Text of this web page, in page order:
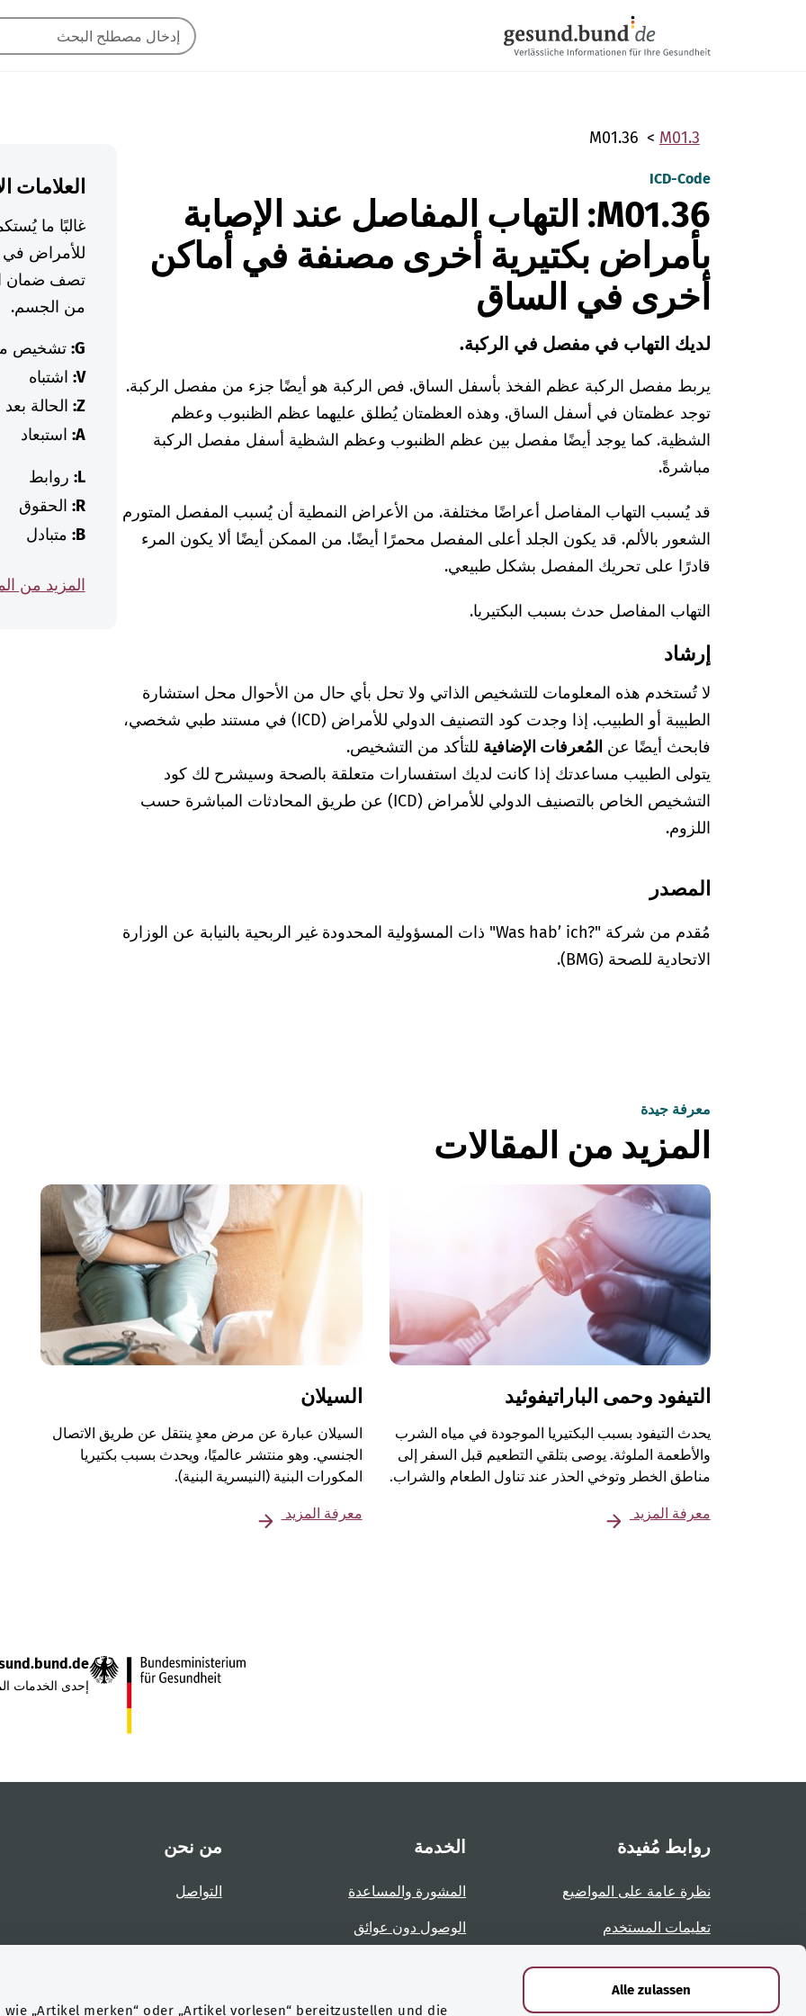
„Artikel merken“ oder „Artikel vorlesen“ bereitzustellen und die
Alle zulassen
M01.3
M01.36
ICD-Code
M01.36: التهاب المفاصل عند الإصابة
بأمراض بكتيرية أخرى مصنفة في أماكن
أخرى في الساق
لديك التهاب في مفصل في الركبة.
يربط مفصل الركبة عظم الفخذ بأسفل الساق. فص الركبة هو أيضًا جزء من مفصل الركبة.
توجد عظمتان في أسفل الساق. وهذه العظمتان يُطلق عليهما عظم الظنبوب وعظم
الشظية. كما يوجد أيضًا مفصل بين عظم الظنبوب وعظم الشظية أسفل مفصل الركبة
مباشرةً.
قد يُسبب التهاب المفاصل أعراضًا مختلفة. من الأعراض النمطية أن يُسبب المفصل المتورم
الشعور بالألم. قد يكون الجلد أعلى المفصل محمرًا أيضًا. من الممكن أيضًا ألا يكون المرء
قادرًا على تحريك المفصل بشكل طبيعي.
التهاب المفاصل حدث بسبب البكتيريا.
إرشاد
لا تُستخدم هذه المعلومات للتشخيص الذاتي ولا تحل بأي حال من الأحوال محل استشارة
الطبيبة أو الطبيب. إذا وجدت كود التصنيف الدولي للأمراض (ICD) في مستند طبي شخصي،
فابحث أيضًا عن المُعرفات الإضافية للتأكد من التشخيص.
يتولى الطبيب مساعدتك إذا كانت لديك استفسارات متعلقة بالصحة وسيشرح لك كود
التشخيص الخاص بالتصنيف الدولي للأمراض (ICD) عن طريق المحادثات المباشرة حسب
اللزوم.
المصدر
مُقدم من شركة "Was hab’ ich?‎" ذات المسؤولية المحدودة غير الربحية بالنيابة عن الوزارة
الاتحادية للصحة (BMG).
العلامات
غالبًا ما
للأمراض في
تصف ضمان
من الجسم.
G: تشخيص
V: اشتباه
Z: الحالة بعد
A: استبعاد
L: روابط
R: الحقوق
B: متبادل
المزيد من
معرفة جيدة
المزيد من المقالات
التيفود وحمى الباراتيفوئيد
يحدث التيفود بسبب البكتيريا الموجودة في مياه الشرب
والأطعمة الملوثة. يوصى بتلقي التطعيم قبل السفر إلى
مناطق الخطر وتوخي الحذر عند تناول الطعام والشراب.
معرفة المزيد
السيلان
السيلان عبارة عن مرض معدٍ ينتقل عن طريق الاتصال
الجنسي. وهو منتشر عالميًا، ويحدث بسبب بكتيريا
المكورات البنية (النيسرية البنية).
معرفة المزيد
إحدى الخدمات
روابط مُفيدة
نظرة عامة على المواضيع
تعليمات المستخدم
نظرة عامة على الصفحات
الخدمة
المشورة والمساعدة
الوصول دون عوائق
من نحن
التواصل